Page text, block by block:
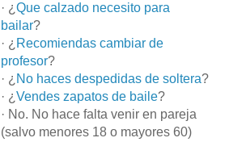
· ¿ Que calzado necesito para
bailar?
· ¿ Recomiendas cambiar de
profesor?
· ¿ No haces despedidas de soltera?
· ¿ Vendes zapatos de baile?
· No. No hace falta venir en pareja
(salvo menores 18 o mayores 60)